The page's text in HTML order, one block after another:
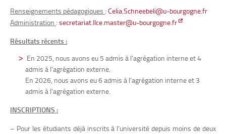
Renseignements pédagogiques : Celia.Schneebeli@u-bourgogne.fr
Administration : secretariat.llce.master@u-bourgogne.fr
Résultats récents :
En 2025, nous avons eu 5 admis à l’agrégation interne et 4
admis à l’agrégation externe.
En 2026, nous avons eu 6 admis à l’agrégation interne et 3
admis à l’agrégation externe.
INSCRIPTIONS :
– Pour les étudiants déjà inscrits à l’université depuis moins de deux